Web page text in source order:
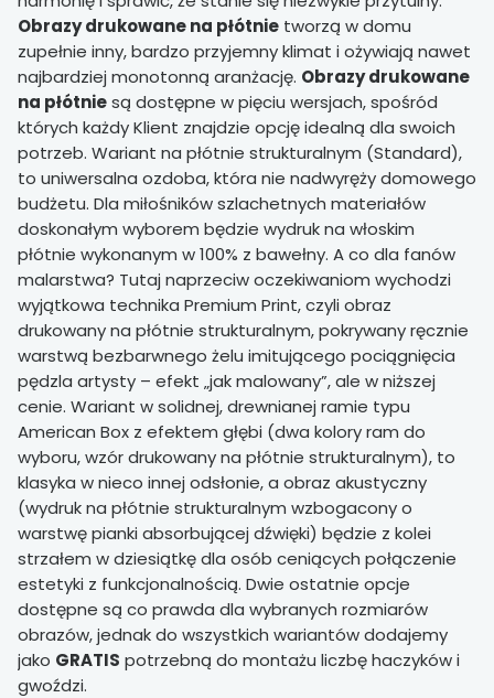
Obrazy drukowane na płótnie tworzą w domu
zupełnie inny, bardzo przyjemny klimat i ożywiają nawet
najbardziej monotonną aranżację. Obrazy drukowane
na płótniesą dostępne w pięciu wersjach, spośród
których każdy Klient znajdzie opcję idealną dla swoich
potrzeb. Wariant na płótnie strukturalnym (Standard),
to uniwersalna ozdoba, która nie nadwyręży domowego
budżetu. Dla miłośników szlachetnych materiałów
doskonałym wyborem będzie wydruk na włoskim
płótnie wykonanym w 100% z bawełny. A co dla fanów
malarstwa? Tutaj naprzeciw oczekiwaniom wychodzi
wyjątkowa technika Premium Print, czyli obraz
drukowany na płótnie strukturalnym, pokrywany ręcznie
warstwą bezbarwnego żelu imitującego pociągnięcia
pędzla artysty – efekt „jak malowany”, ale w niższej
cenie. Wariant w solidnej, drewnianej ramie typu
American Box z efektem głębi (dwa kolory ram do
wyboru, wzór drukowany na płótnie strukturalnym), to
klasyka w nieco innej odsłonie, a obraz akustyczny
(wydruk na płótnie strukturalnym wzbogacony o
warstwę pianki absorbującej dźwięki) będzie z kolei
strzałem w dziesiątkę dla osób ceniących połączenie
estetyki z funkcjonalnością. Dwie ostatnie opcje
dostępne są co prawda dla wybranych rozmiarów
obrazów, jednak do wszystkich wariantów dodajemy
jako GRATIS potrzebną do montażu liczbę haczyków i
gwoździ.